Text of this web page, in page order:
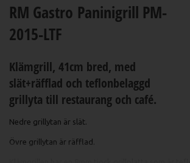
RM Gastro Paninigrill PM-
2015-LTF
Klämgrill, 41cm bred, med
slät+räfflad och teflonbelaggd
grillyta till restaurang och café.
Nedre grillytan är slät.
Övre grillytan är räfflad.